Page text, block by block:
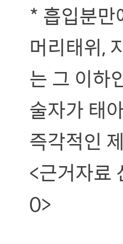
* 흡입분만
머리태위,
는 그 이하
술자가 태
즉각적인
<근거자료
0>